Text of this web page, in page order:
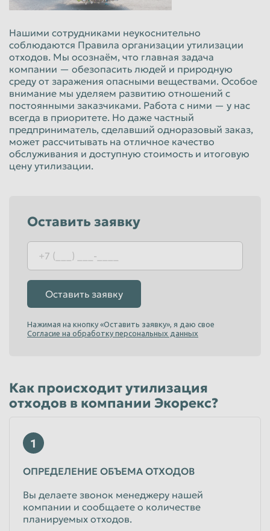
Нашими сотрудниками неукоснительно
соблюдаются Правила организации утилизации
отходов. Мы осознаём, что главная задача
компании — обезопасить людей и природную
среду от заражения опасными веществами. Особое
внимание мы уделяем развитию отношений с
постоянными заказчиками. Работа с ними — у нас
всегда в приоритете. Но даже частный
предприниматель, сделавший одноразовый заказ,
может рассчитывать на отличное качество
обслуживания и доступную стоимость и итоговую
цену утилизации.
Оставить заявку
Оставить заявку
Нажимая на кнопку «Оставить заявку», я даю свое
Согласие на обработку персональных данных
Как происходит утилизация
отходов в компании Экорекс?
1
ОПРЕДЕЛЕНИЕ ОБЪЕМА ОТХОДОВ
Вы делаете звонок менеджеру нашей
компании и сообщаете о количестве
планируемых отходов.